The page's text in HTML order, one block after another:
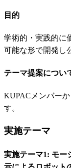
目的
学術的・実践的に
可能な形で開発し
テーマ提案につい
KUPACメンバー
す。
実施テーマ
実施テーマ1: モー